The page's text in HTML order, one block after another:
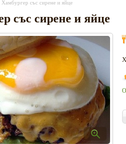
Хамбургер със сирене и яйце
със сирене и яйце